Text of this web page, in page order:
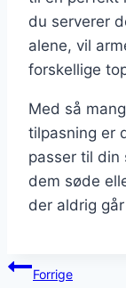
du serverer
alene, vil
forskellige
Med så
tilpasning er
passer til
dem søde
der aldrig
Forrige